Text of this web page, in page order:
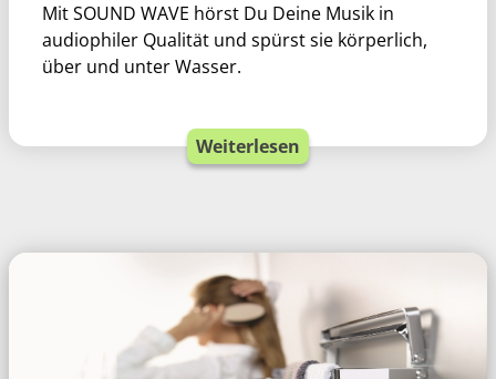
Mit SOUND WAVE hörst Du Deine Musik in
audiophiler Qualität und spürst sie körperlich,
über und unter Wasser.
Weiterlesen